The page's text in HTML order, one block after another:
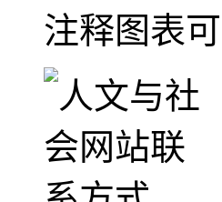
注释图表